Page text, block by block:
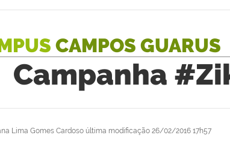
CAMPOS GUARUS
Campanha
Lima Gomes Cardoso última modificação 26/02/2016 17h57